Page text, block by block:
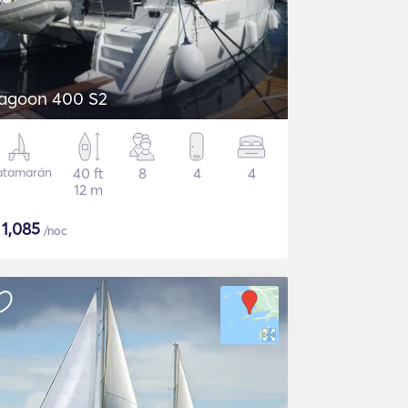
400 S2
40 ft
12 m
8 4 4
1,085 /noc